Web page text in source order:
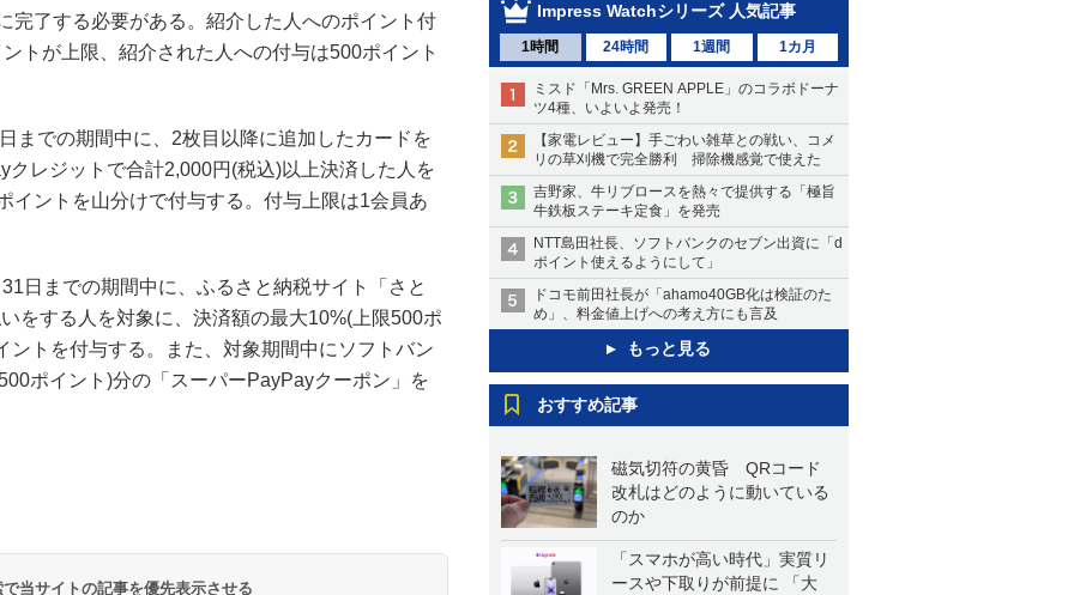
Impress Watchシリーズ 人気記事
1時間 24時間 1週間 1カ月
ミスド「Mrs. GREEN APPLE」のコラボドーナ
ツ4種、いよいよ発売！
【家電レビュー】手ごわい雑草との戦い、コメ
リの草刈機で完全勝利 掃除機感覚で使えた
吉野家、牛リブロースを熱々で提供する「極旨
牛鉄板ステーキ定食」を発売
NTT島田社長、ソフトバンクのセブン出資に「d
ポイント使えるようにして」
ドコモ前田社長が「ahamo40GB化は検証のた
め」、料金値上げへの考え方にも言及
もっと見る
おすすめ記事
磁気切符の黄昏 QRコード
改札はどのように動いている
のか
「スマホが高い時代」実質リ
ースや下取りが前提に 「大
完了する必要がある。紹介した人へのポイント付
トが上限、紹介された人への付与は500ポイント
までの期間中に、2枚目以降に追加したカードを
レジットで合計2,000円(税込)以上決済した人を
イントを山分けで付与する。付与上限は1会員あ
日までの期間中に、ふるさと納税サイト「さと
をする人を対象に、決済額の最大10%(上限500ポ
ントを付与する。また、対象期間中にソフトバン
ポイント)分の「スーパーPayPayクーポン」を
当サイトの記事を優先表示させる